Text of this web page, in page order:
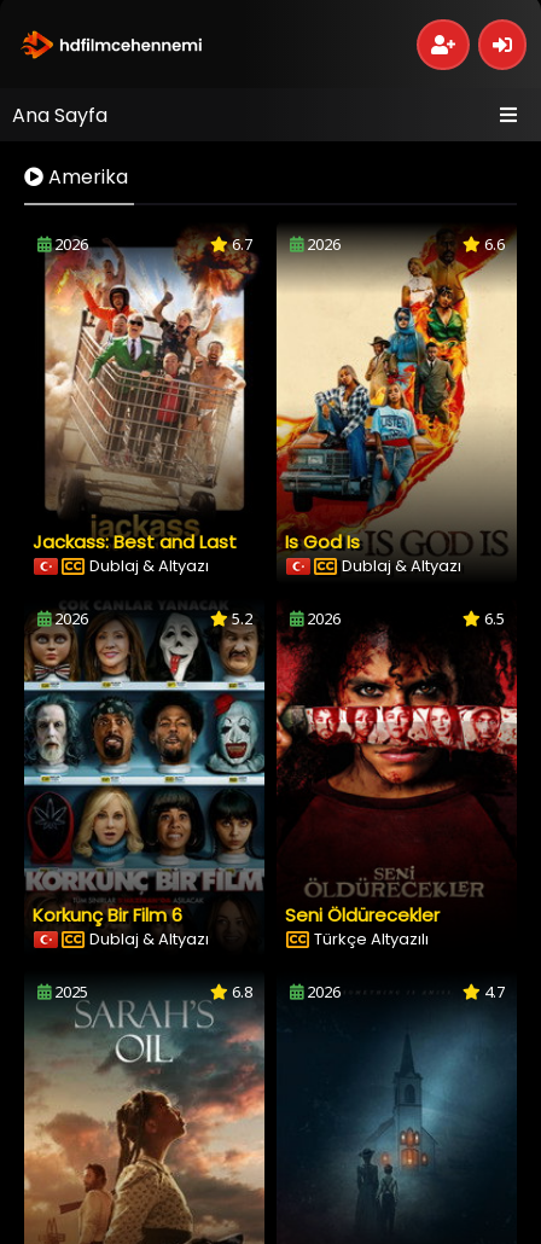
Ana Sayfa
Amerika
2026 6.7
Jackass: Best and Last
Dublaj & Altyazı
2026 6.6
Is God Is
Dublaj & Altyazı
2026 5.2
Korkunç Bir Film 6
Dublaj & Altyazı
2026 6.5
Seni Öldürecekler
Türkçe Altyazılı
2025 6.8 2026 4.7